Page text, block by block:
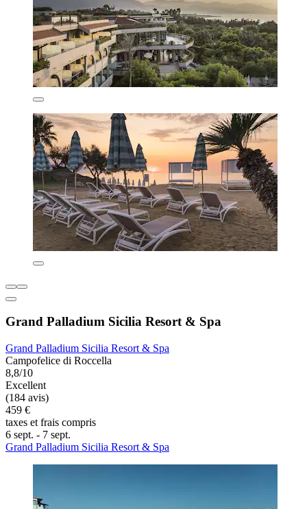
Grand Palladium Sicilia Resort & Spa
Grand Palladium Sicilia Resort & Spa
Campofelice di Roccella
8,8/10
Excellent
(184 avis)
459 €
taxes et frais compris
6 sept. - 7 sept.
Grand Palladium Sicilia Resort & Spa